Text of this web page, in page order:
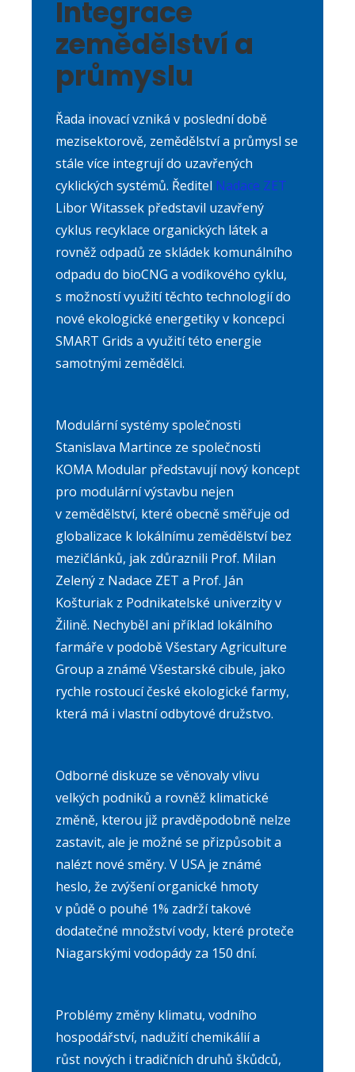
Integrace
zemědělství a
průmyslu
Řada inovací vzniká v poslední době
mezisektorově, zemědělství a průmysl se
stále více integrují do uzavřených
cyklických systémů. Ředitel Nadace ZET
Libor Witassek představil uzavřený
cyklus recyklace organických látek a
rovněž odpadů ze skládek komunálního
odpadu do bioCNG a vodíkového cyklu,
s možností využití těchto technologií do
nové ekologické energetiky v koncepci
SMART Grids a využití této energie
samotnými zemědělci.
Modulární systémy společnosti
Stanislava Martince ze společnosti
KOMA Modular představují nový koncept
pro modulární výstavbu nejen
v zemědělství, které obecně směřuje od
globalizace k lokálnímu zemědělství bez
mezičlánků, jak zdůraznili Prof. Milan
Zelený z Nadace ZET a Prof. Ján
Košturiak z Podnikatelské univerzity v
Žilině. Nechyběl ani příklad lokálního
farmáře v podobě Všestary Agriculture
Group a známé Všestarské cibule, jako
rychle rostoucí české ekologické farmy,
která má i vlastní odbytové družstvo.
Odborné diskuze se věnovaly vlivu
velkých podniků a rovněž klimatické
změně, kterou již pravděpodobně nelze
zastavit, ale je možné se přizpůsobit a
nalézt nové směry. V USA je známé
heslo, že zvýšení organické hmoty
v půdě o pouhé 1% zadrží takové
dodatečné množství vody, které proteče
Niagarskými vodopády za 150 dní.
Problémy změny klimatu, vodního
hospodářství, nadužití chemikálií a
růst nových i tradičních druhů škůdců,